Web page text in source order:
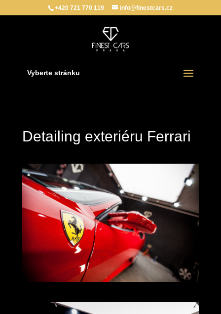
+420 721 770 119 info@finestcars.cz
Vyberte stránku
Detailing exteriéru Ferrari